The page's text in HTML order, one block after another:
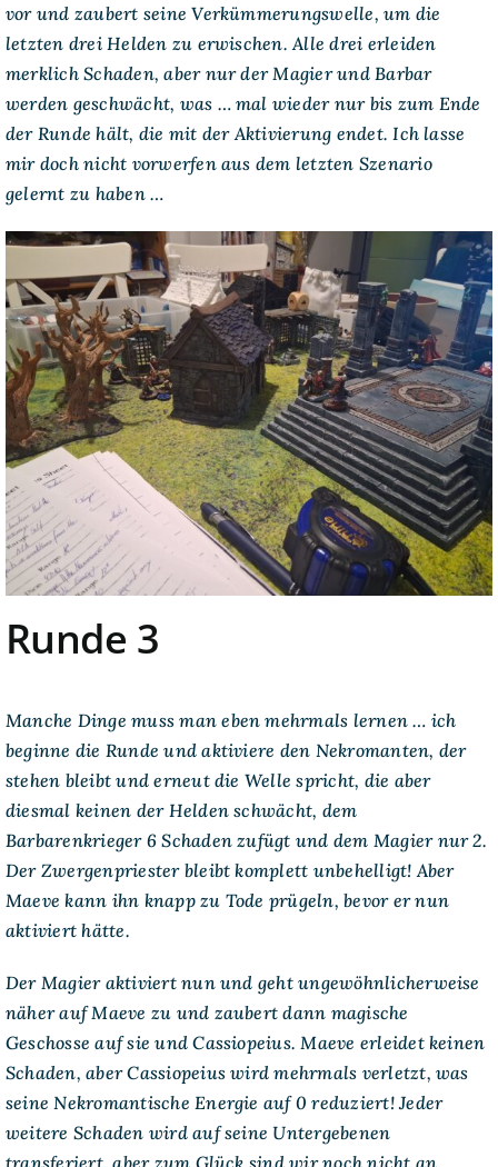
vor und zaubert seine Verkümmerungswelle, um die
letzten drei Helden zu erwischen. Alle drei erleiden
merklich Schaden, aber nur der Magier und Barbar
werden geschwächt, was … mal wieder nur bis zum Ende
der Runde hält, die mit der Aktivierung endet. Ich lasse
mir doch nicht vorwerfen aus dem letzten Szenario
gelernt zu haben …
Runde 3
Manche Dinge muss man eben mehrmals lernen … ich
beginne die Runde und aktiviere den Nekromanten, der
stehen bleibt und erneut die Welle spricht, die aber
diesmal keinen der Helden schwächt, dem
Barbarenkrieger 6 Schaden zufügt und dem Magier nur 2.
Der Zwergenpriester bleibt komplett unbehelligt! Aber
Maeve kann ihn knapp zu Tode prügeln, bevor er nun
aktiviert hätte.
Der Magier aktiviert nun und geht ungewöhnlicherweise
näher auf Maeve zu und zaubert dann magische
Geschosse auf sie und Cassiopeius. Maeve erleidet keinen
Schaden, aber Cassiopeius wird mehrmals verletzt, was
seine Nekromantische Energie auf 0 reduziert! Jeder
weitere Schaden wird auf seine Untergebenen